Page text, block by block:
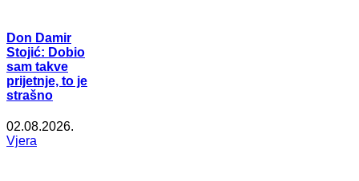
Don Damir
Stojić: Dobio
sam takve
prijetnje, to je
strašno
02.08.2026.
Vjera